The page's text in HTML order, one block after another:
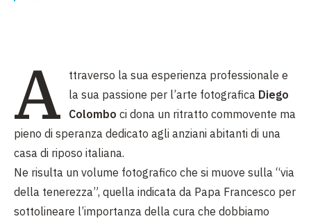
A
ttraverso la sua esperienza professionale e
la sua passione per l’arte fotografica Diego
Colombo ci dona un ritratto commovente ma
pieno di speranza dedicato agli anziani abitanti di una
casa di riposo italiana.
Ne risulta un volume fotografico che si muove sulla “via
della tenerezza”, quella indicata da Papa Francesco per
sottolineare l’importanza della cura che dobbiamo